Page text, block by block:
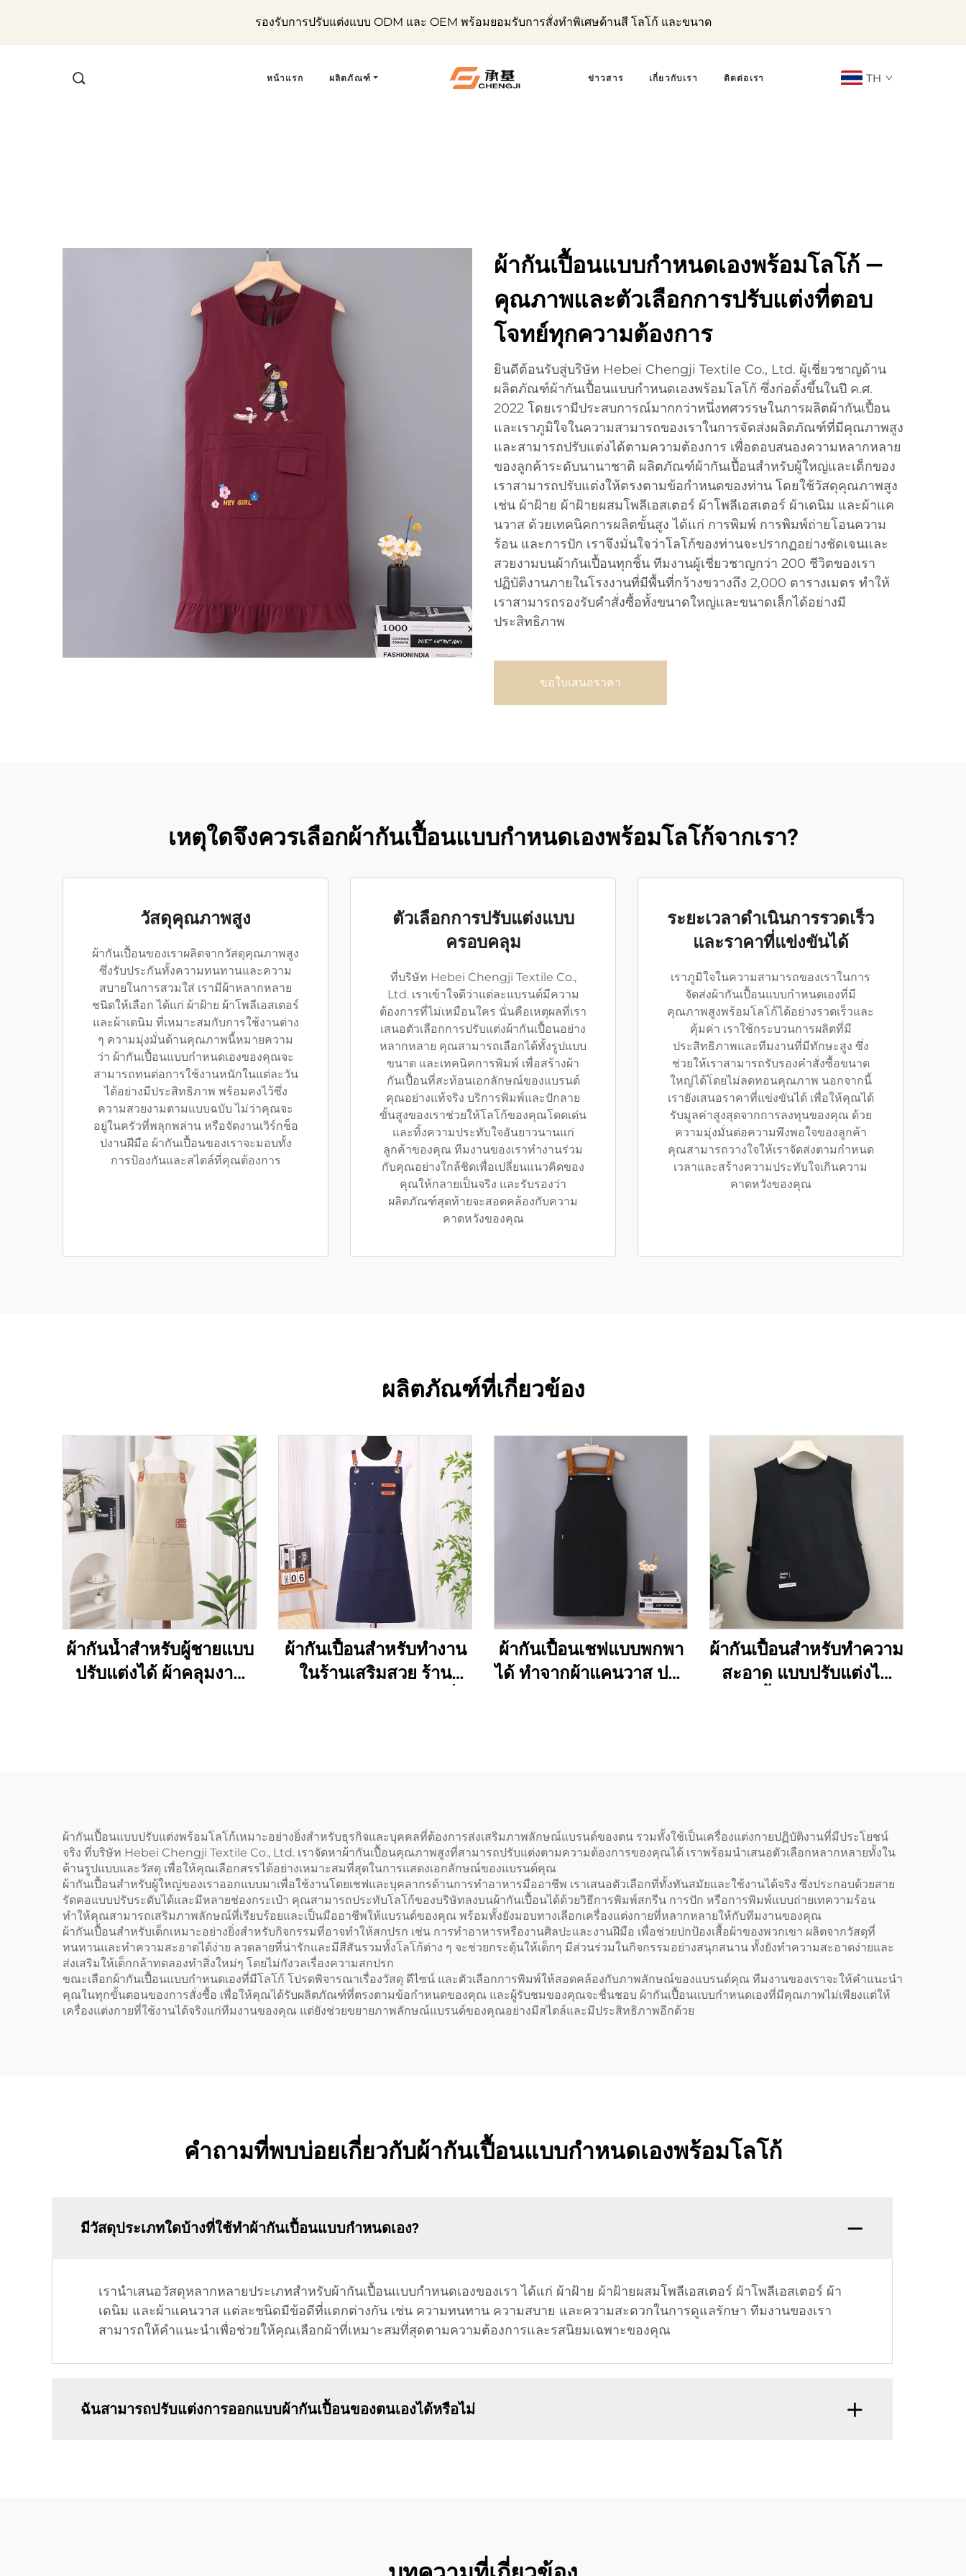
รองรับการปรับแต่งแบบ ODM และ OEM พร้อมยอมรับการสั่งทำพิเศษด้านสี โลโก้ และขนาด
หน้าแรก ผลิตภัณฑ์ ข่าวสาร เกี่ยวกับเรา ติดต่อเรา TH
ผ้ากันเปื้อนแบบกำหนดเองพร้อมโลโก้ —
คุณภาพและตัวเลือกการปรับแต่งที่ตอบ
โจทย์ทุกความต้องการ
ยินดีต้อนรับสู่บริษัท Hebei Chengji Textile Co., Ltd. ผู้เชี่ยวชาญด้าน
ผลิตภัณฑ์ผ้ากันเปื้อนแบบกำหนดเองพร้อมโลโก้ ซึ่งก่อตั้งขึ้นในปี ค.ศ.
2022 โดยเรามีประสบการณ์มากกว่าหนึ่งทศวรรษในการผลิตผ้ากันเปื้อน
และเราภูมิใจในความสามารถของเราในการจัดส่งผลิตภัณฑ์ที่มีคุณภาพสูง
และสามารถปรับแต่งได้ตามความต้องการ เพื่อตอบสนองความหลากหลาย
ของลูกค้าระดับนานาชาติ ผลิตภัณฑ์ผ้ากันเปื้อนสำหรับผู้ใหญ่และเด็กของ
เราสามารถปรับแต่งให้ตรงตามข้อกำหนดของท่าน โดยใช้วัสดุคุณภาพสูง
เช่น ผ้าฝ้าย ผ้าฝ้ายผสมโพลีเอสเตอร์ ผ้าโพลีเอสเตอร์ ผ้าเดนิม และผ้าแค
นวาส ด้วยเทคนิคการผลิตขั้นสูง ได้แก่ การพิมพ์ การพิมพ์ถ่ายโอนความ
ร้อน และการปัก เราจึงมั่นใจว่าโลโก้ของท่านจะปรากฏอย่างชัดเจนและ
สวยงามบนผ้ากันเปื้อนทุกชิ้น ทีมงานผู้เชี่ยวชาญกว่า 200 ชีวิตของเรา
ปฏิบัติงานภายในโรงงานที่มีพื้นที่กว้างขวางถึง 2,000 ตารางเมตร ทำให้
เราสามารถรองรับคำสั่งซื้อทั้งขนาดใหญ่และขนาดเล็กได้อย่างมี
ประสิทธิภาพ
ขอใบเสนอราคา
เหตุใดจึงควรเลือกผ้ากันเปื้อนแบบกำหนดเองพร้อมโลโก้จากเรา?
วัสดุคุณภาพสูง
ผ้ากันเปื้อนของเราผลิตจากวัสดุคุณภาพสูง
ซึ่งรับประกันทั้งความทนทานและความ
สบายในการสวมใส่ เรามีผ้าหลากหลาย
ชนิดให้เลือก ได้แก่ ผ้าฝ้าย ผ้าโพลีเอสเตอร์
และผ้าเดนิม ที่เหมาะสมกับการใช้งานต่าง
ๆ ความมุ่งมั่นด้านคุณภาพนี้หมายความ
ว่า ผ้ากันเปื้อนแบบกำหนดเองของคุณจะ
สามารถทนต่อการใช้งานหนักในแต่ละวัน
ได้อย่างมีประสิทธิภาพ พร้อมคงไว้ซึ่ง
ความสวยงามตามแบบฉบับ ไม่ว่าคุณจะ
อยู่ในครัวที่พลุกพล่าน หรือจัดงานเวิร์กช็อ
ปงานฝีมือ ผ้ากันเปื้อนของเราจะมอบทั้ง
การป้องกันและสไตล์ที่คุณต้องการ
ตัวเลือกการปรับแต่งแบบ
ครอบคลุม
ที่บริษัท Hebei Chengji Textile Co.,
Ltd. เราเข้าใจดีว่าแต่ละแบรนด์มีความ
ต้องการที่ไม่เหมือนใคร นั่นคือเหตุผลที่เรา
เสนอตัวเลือกการปรับแต่งผ้ากันเปื้อนอย่าง
หลากหลาย คุณสามารถเลือกได้ทั้งรูปแบบ
ขนาด และเทคนิคการพิมพ์ เพื่อสร้างผ้า
กันเปื้อนที่สะท้อนเอกลักษณ์ของแบรนด์
คุณอย่างแท้จริง บริการพิมพ์และปักลาย
ขั้นสูงของเราช่วยให้โลโก้ของคุณโดดเด่น
และทิ้งความประทับใจอันยาวนานแก่
ลูกค้าของคุณ ทีมงานของเราทำงานร่วม
กับคุณอย่างใกล้ชิดเพื่อเปลี่ยนแนวคิดของ
คุณให้กลายเป็นจริง และรับรองว่า
ผลิตภัณฑ์สุดท้ายจะสอดคล้องกับความ
คาดหวังของคุณ
ระยะเวลาดำเนินการรวดเร็ว
และราคาที่แข่งขันได้
เราภูมิใจในความสามารถของเราในการ
จัดส่งผ้ากันเปื้อนแบบกำหนดเองที่มี
คุณภาพสูงพร้อมโลโก้ได้อย่างรวดเร็วและ
คุ้มค่า เราใช้กระบวนการผลิตที่มี
ประสิทธิภาพและทีมงานที่มีทักษะสูง ซึ่ง
ช่วยให้เราสามารถรับรองคำสั่งซื้อขนาด
ใหญ่ได้โดยไม่ลดทอนคุณภาพ นอกจากนี้
เรายังเสนอราคาที่แข่งขันได้ เพื่อให้คุณได้
รับมูลค่าสูงสุดจากการลงทุนของคุณ ด้วย
ความมุ่งมั่นต่อความพึงพอใจของลูกค้า
คุณสามารถวางใจให้เราจัดส่งตามกำหนด
เวลาและสร้างความประทับใจเกินความ
คาดหวังของคุณ
ผลิตภัณฑ์ที่เกี่ยวข้อง
ผ้ากันน้ำสำหรับผู้ชายแบบ
ปรับแต่งได้ ผ้าคลุมงาน
ผ้ากันเปื้อนสำหรับทำงาน
ในร้านเสริมสวย ร้าน
ผ้ากันเปื้อนเชฟแบบพกพา
ได้ ทำจากผ้าแคนวาส ปรับ
ผ้ากันเปื้อนสำหรับทำความ
สะอาด แบบปรับแต่งได้
Vest Apron) พร้อมพิมพ์
โลโก้ สำหรับบาริสต้าและ
ร้านตัดผม
ผ้ากันเปื้อนแบบปรับแต่งพร้อมโลโก้เหมาะอย่างยิ่งสำหรับธุรกิจและบุคคลที่ต้องการส่งเสริมภาพลักษณ์แบรนด์ของตน รวมทั้งใช้เป็นเครื่องแต่งกายปฏิบัติงานที่มีประโยชน์
จริง ที่บริษัท Hebei Chengji Textile Co., Ltd. เราจัดหาผ้ากันเปื้อนคุณภาพสูงที่สามารถปรับแต่งตามความต้องการของคุณได้ เราพร้อมนำเสนอตัวเลือกหลากหลายทั้งใน
ด้านรูปแบบและวัสดุ เพื่อให้คุณเลือกสรรได้อย่างเหมาะสมที่สุดในการแสดงเอกลักษณ์ของแบรนด์คุณ
ผ้ากันเปื้อนสำหรับผู้ใหญ่ของเราออกแบบมาเพื่อใช้งานโดยเชฟและบุคลากรด้านการทำอาหารมืออาชีพ เราเสนอตัวเลือกที่ทั้งทันสมัยและใช้งานได้จริง ซึ่งประกอบด้วยสาย
รัดคอแบบปรับระดับได้และมีหลายช่องกระเป๋า คุณสามารถประทับโลโก้ของบริษัทลงบนผ้ากันเปื้อนได้ด้วยวิธีการพิมพ์สกรีน การปัก หรือการพิมพ์แบบถ่ายเทความร้อน
ทำให้คุณสามารถเสริมภาพลักษณ์ที่เรียบร้อยและเป็นมืออาชีพให้แบรนด์ของคุณ พร้อมทั้งยังมอบทางเลือกเครื่องแต่งกายที่หลากหลายให้กับทีมงานของคุณ
ผ้ากันเปื้อนสำหรับเด็กเหมาะอย่างยิ่งสำหรับกิจกรรมที่อาจทำให้สกปรก เช่น การทำอาหารหรืองานศิลปะและงานฝีมือ เพื่อช่วยปกป้องเสื้อผ้าของพวกเขา ผลิตจากวัสดุที่
ทนทานและทำความสะอาดได้ง่าย ลวดลายที่น่ารักและมีสีสันรวมทั้งโลโก้ต่าง ๆ จะช่วยกระตุ้นให้เด็กๆ มีส่วนร่วมในกิจกรรมอย่างสนุกสนาน ทั้งยังทำความสะอาดง่ายและ
ส่งเสริมให้เด็กกล้าทดลองทำสิ่งใหม่ๆ โดยไม่กังวลเรื่องความสกปรก
ขณะเลือกผ้ากันเปื้อนแบบกำหนดเองที่มีโลโก้ โปรดพิจารณาเรื่องวัสดุ ดีไซน์ และตัวเลือกการพิมพ์ให้สอดคล้องกับภาพลักษณ์ของแบรนด์คุณ ทีมงานของเราจะให้คำแนะนำ
คุณในทุกขั้นตอนของการสั่งซื้อ เพื่อให้คุณได้รับผลิตภัณฑ์ที่ตรงตามข้อกำหนดของคุณ และผู้รับชมของคุณจะชื่นชอบ ผ้ากันเปื้อนแบบกำหนดเองที่มีคุณภาพไม่เพียงแต่ให้
เครื่องแต่งกายที่ใช้งานได้จริงแก่ทีมงานของคุณ แต่ยังช่วยขยายภาพลักษณ์แบรนด์ของคุณอย่างมีสไตล์และมีประสิทธิภาพอีกด้วย
คำถามที่พบบ่อยเกี่ยวกับผ้ากันเปื้อนแบบกำหนดเองพร้อมโลโก้
มีวัสดุประเภทใดบ้างที่ใช้ทำผ้ากันเปื้อนแบบกำหนดเอง?
เรานำเสนอวัสดุหลากหลายประเภทสำหรับผ้ากันเปื้อนแบบกำหนดเองของเรา ได้แก่ ผ้าฝ้าย ผ้าฝ้ายผสมโพลีเอสเตอร์ ผ้าโพลีเอสเตอร์ ผ้า
เดนิม และผ้าแคนวาส แต่ละชนิดมีข้อดีที่แตกต่างกัน เช่น ความทนทาน ความสบาย และความสะดวกในการดูแลรักษา ทีมงานของเรา
สามารถให้คำแนะนำเพื่อช่วยให้คุณเลือกผ้าที่เหมาะสมที่สุดตามความต้องการและรสนิยมเฉพาะของคุณ
ฉันสามารถปรับแต่งการออกแบบผ้ากันเปื้อนของตนเองได้หรือไม่